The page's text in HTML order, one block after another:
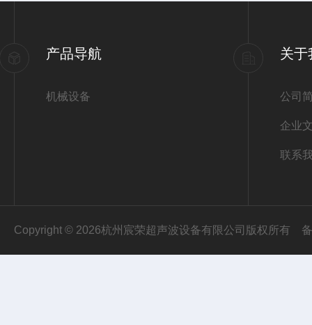
产品导航
机械设备
关于
公司
企业
联系
Copyright © 2026杭州宸荣超声波设备有限公司版权所有